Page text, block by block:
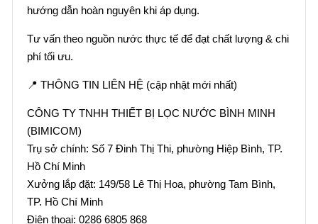
hướng dẫn hoàn nguyên khi áp dụng.
Tư vấn theo nguồn nước thực tế để đạt chất lượng & chi
phí tối ưu.
📍 THÔNG TIN LIÊN HỆ (cập nhật mới nhất)
CÔNG TY TNHH THIẾT BỊ LỌC NƯỚC BÌNH MINH
(BIMICOM)
Trụ sở chính: Số 7 Đinh Thị Thi, phường Hiệp Bình, TP.
Hồ Chí Minh
Xưởng lắp đặt: 149/58 Lê Thị Hoa, phường Tam Bình,
TP. Hồ Chí Minh
Điện thoại: 0286 6805 868